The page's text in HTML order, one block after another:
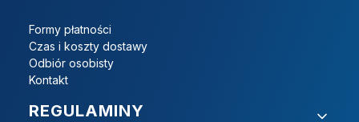
Formy płatności
Czas i koszty dostawy
Odbiór osobisty
Kontakt
REGULAMINY